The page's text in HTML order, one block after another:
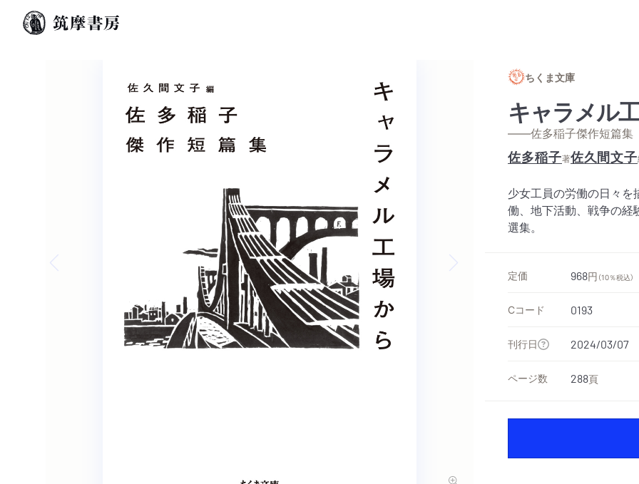
ちくま文庫
キャラメル
——佐多稲子傑作短篇集
佐多稲子著佐久間文子
少女工員の労働の日々を
働、地下活動、戦争の経
選集。
定価 968円 （10％税込）
Cコード 0193
刊行日 2024/03/07
ページ数 288頁